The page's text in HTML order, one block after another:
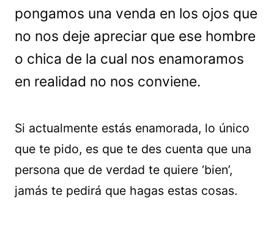
pongamos una venda en los ojos que
no nos deje apreciar que ese hombre
o chica de la cual nos enamoramos
en realidad no nos conviene.
Si actualmente estás enamorada, lo único
que te pido, es que te des cuenta que una
persona que de verdad te quiere ‘bien’,
jamás te pedirá que hagas estas cosas.